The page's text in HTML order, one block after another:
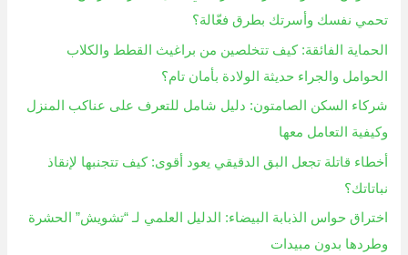
تحمي نفسك وأسرتك بطرق فعّالة؟
الحماية الفائقة: كيف تتخلصين من براغيث القطط والكلاب
الحوامل والجراء حديثة الولادة بأمان تام؟
شركاء السكن الصامتون: دليل شامل للتعرف على عناكب المنزل
وكيفية التعامل معها
أخطاء قاتلة تجعل البق الدقيقي يعود أقوى: كيف تتجنبها لإنقاذ
نباتاتك؟
اختراق حواس الذبابة البيضاء: الدليل العلمي لـ “تشويش” الحشرة
وطردها بدون مبيدات